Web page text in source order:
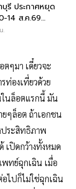
บุรี ประกาศหยุด
14 ส.ค.69
.
ๆมา เดี๋ยวจะ
ท่องเที่ยวด้วย
ในล็อตแรกนี้ มัน
ๆล็อต ถ้าเอกชน
ประสิทธิภาพ
เปิดกว้างทั้งหมด
ทย์ฉุกเฉิน เมื่อ
อไปก็ไม่ใช่ฉุกเฉิน